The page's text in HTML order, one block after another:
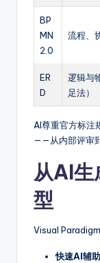
BP
MN
2.0
流程、
ER
D
逻辑与
足法）
AI尊重官方标注
——从内部评审
从AI生
型
Visual
快速AI辅